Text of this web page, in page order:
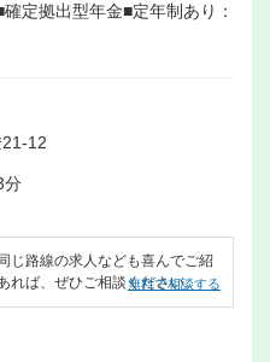
定拠出型年金■定年制あり：
12
分
じ路線の求人なども喜んでご紹
れば、ぜひご相談ください。
無料で相談する